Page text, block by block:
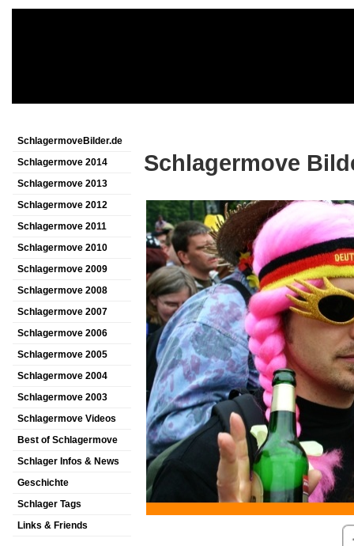
SchlagermoveBilder.de
Schlagermove 2014
Schlagermove 2013
Schlagermove 2012
Schlagermove 2011
Schlagermove 2010
Schlagermove 2009
Schlagermove 2008
Schlagermove 2007
Schlagermove 2006
Schlagermove 2005
Schlagermove 2004
Schlagermove 2003
Schlagermove Videos
Best of Schlagermove
Schlager Infos & News
Geschichte
Schlager Tags
Links & Friends
Schlagermove